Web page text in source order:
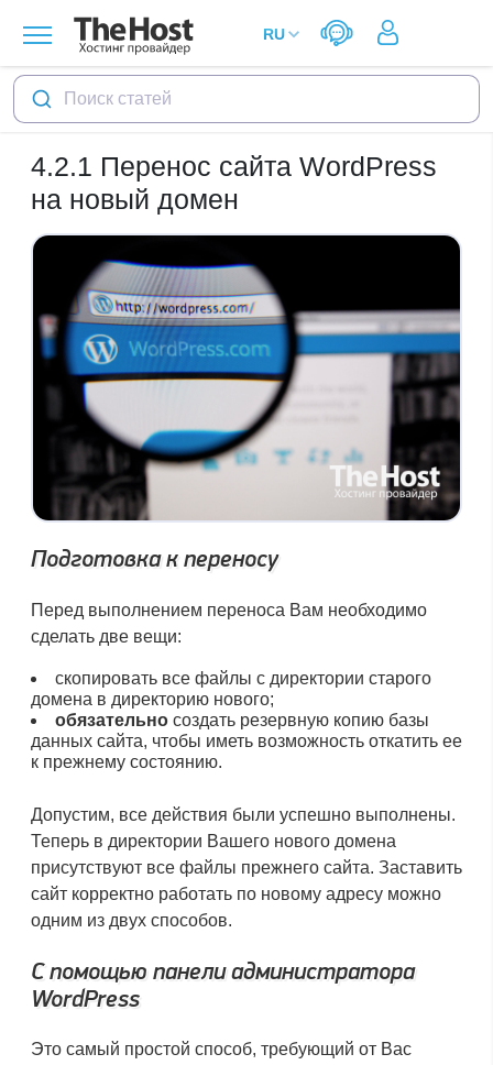
Поиск статей
4.2.1 Перенос сайта WordPress
на новый домен
Подготовка к переносу
Перед выполнением переноса Вам необходимо
сделать две вещи:
скопировать все файлы с директории старого
домена в директорию нового;
обязательно создать резервную копию базы
данных сайта, чтобы иметь возможность откатить ее
к прежнему состоянию.
Допустим, все действия были успешно выполнены.
Теперь в директории Вашего нового домена
присутствуют все файлы прежнего сайта. Заставить
сайт корректно работать по новому адресу можно
одним из двух способов.
С помощью панели администратора
WordPress
Это самый простой способ, требующий от Вас